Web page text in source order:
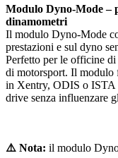
Modulo Dyno-Mode –
dinamometri
Il modulo Dyno-Mode
prestazioni e sul dyno
Perfetto per le officine
di motorsport. Il modulo
in Xentry, ODIS o ISTA
drive senza influenzare
⚠️ Nota: il modulo